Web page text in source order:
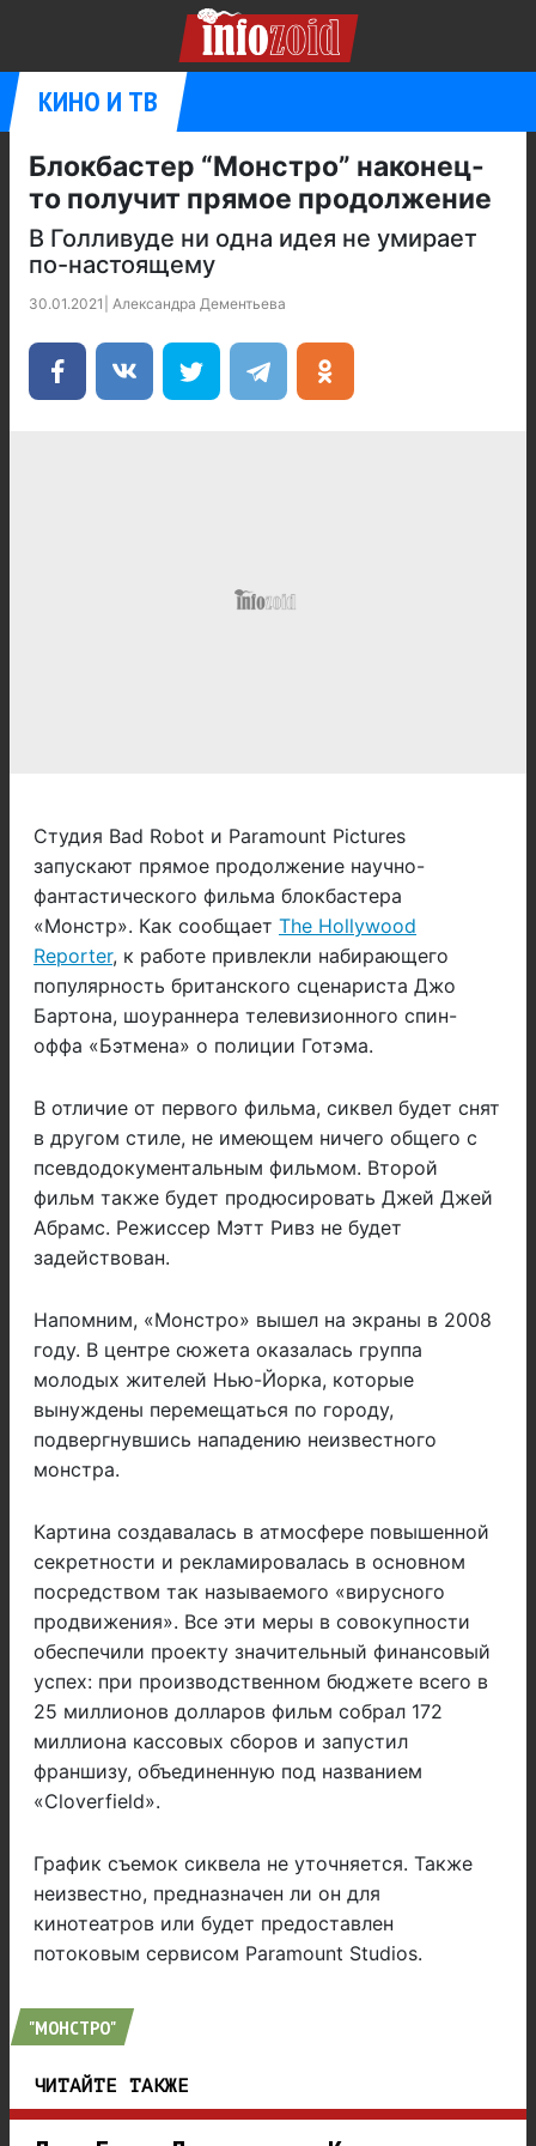
КИНО И ТВ
Блокбастер “Монстро” наконец-
то получит прямое продолжение
В Голливуде ни одна идея не умирает
по-настоящему
30.01.2021 Александра Дементьева
Студия Bad Robot и Paramount Pictures
запускают прямое продолжение научно-
фантастического фильма блокбастера
«Монстр». Как сообщает The Hollywood
Reporter, к работе привлекли набирающего
популярность британского сценариста Джо
Бартона, шоураннера телевизионного спин-
оффа «Бэтмена» о полиции Готэма.
В отличие от первого фильма, сиквел будет снят
в другом стиле, не имеющем ничего общего с
псевдодокументальным фильмом. Второй
фильм также будет продюсировать Джей Джей
Абрамс. Режиссер Мэтт Ривз не будет
задействован.
Напомним, «Монстро» вышел на экраны в 2008
году. В центре сюжета оказалась группа
молодых жителей Нью-Йорка, которые
вынуждены перемещаться по городу,
подвергнувшись нападению неизвестного
монстра.
Картина создавалась в атмосфере повышенной
секретности и рекламировалась в основном
посредством так называемого «вирусного
продвижения». Все эти меры в совокупности
обеспечили проекту значительный финансовый
успех: при производственном бюджете всего в
25 миллионов долларов фильм собрал 172
миллиона кассовых сборов и запустил
франшизу, объединенную под названием
«Cloverfield».
График съемок сиквела не уточняется. Также
неизвестно, предназначен ли он для
кинотеатров или будет предоставлен
потоковым сервисом Paramount Studios.
"МОНСТРО"
ЧИТАЙТЕ ТАКЖЕ